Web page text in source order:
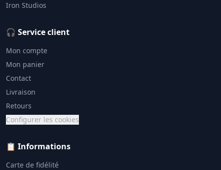
Iron Studios
🎧 Service client
Mon compte
Mon panier
Contact
Livraison
Retours
Configurer les cookies
📋 Informations
Carte de fidélité